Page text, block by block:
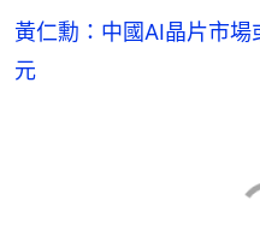
黃仁勳：中國AI晶片市
元